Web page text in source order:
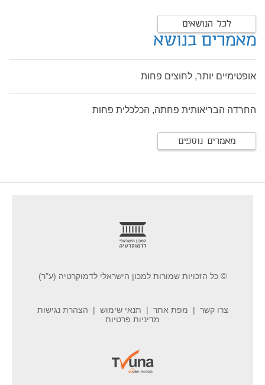
לכל הנושאים
מאמרים בנושא
אופטימיים יותר, לחוצים פחות
החרדה הבריאותית פחתה, הכלכלית פחות
מאמרים נוספים
© כל הזכויות שמורות למכון הישראלי לדמוקרטיה (ע"ר)
צרו קשר מפת אתר תנאי שימוש
הצהרת נגישות
מדיניות פרטיות